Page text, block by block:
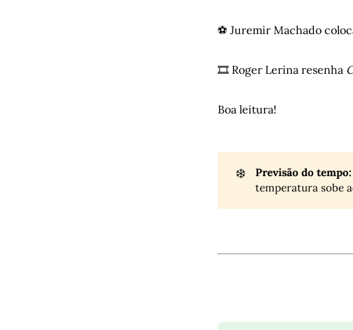
⚽ Juremir Machado
🎞️ Roger Lerina resenha
Boa leitura!
❄️ Previsão do tempo:
temperatura sobe